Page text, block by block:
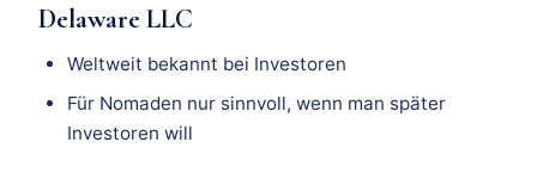
Delaware LLC
Weltweit bekannt bei Investoren
Für Nomaden nur sinnvoll, wenn man später
Investoren will